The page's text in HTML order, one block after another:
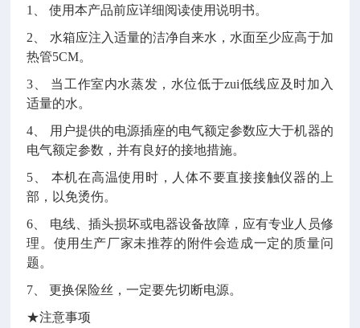
1、 使用本产品前应详细阅读使用说明书。
2、 水箱应注入适量的洁净自来水，水面至少应高于加
热管5CM。
3、 当工作室内水蒸发，水位低于zui低线应及时加入
适量的水。
4、 用户提供的电源插座的电气额定参数应大于机器的
电气额定参数，并有良好的接地措施。
5、 本机在高温使用时，人体不要直接接触仪器的上
部，以免烫伤。
6、 电线、插头损坏或电器设备故障，应有专业人员修
理。使用生产厂家未推荐的附件会造成一定的质量问
题。
7、 更换保险丝，一定要先切断电源。
★注意事项